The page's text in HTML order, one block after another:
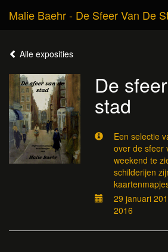
Malie Baehr - De Sfeer Van De
Alle exposities
De
stad
Een selectie
over de sfeer
weekend te
schilderijen
29 januari
2016